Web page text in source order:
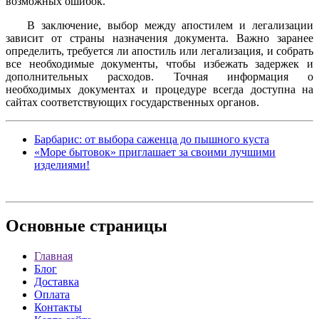
В заключение, выбор между апостилем и легализации
зависит от страны назначения документа. Важно заранее
определить, требуется ли апостиль или легализация, и собрать
все необходимые документы, чтобы избежать задержек и
дополнительных расходов. Точная информация о
необходимых документах и процедуре всегда доступна на
сайтах соответствующих государственных органов.
Барбарис: от выбора саженца до пышного куста
«Море бытовок» приглашает за своими лучшими
изделиями!
Основные страницы
Главная
Блог
Доставка
Оплата
Контакты